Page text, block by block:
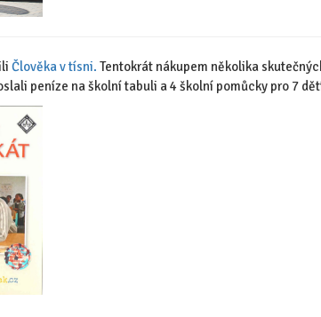
Člověka v tísni. Tentokrát nákupem několika
peníze na školní tabuli a 4 školní pomůcky pro 7